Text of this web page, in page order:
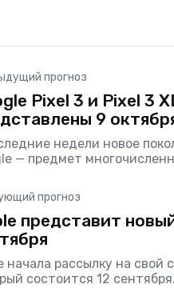
прогноз
Pixel 3 и Pixel 3
9
недели новое
— предмет
устройств состоится
прогноз
представит
начала рассылку на свой
состоится 12